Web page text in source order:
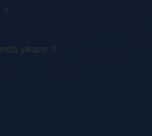
?
yıkanır ?